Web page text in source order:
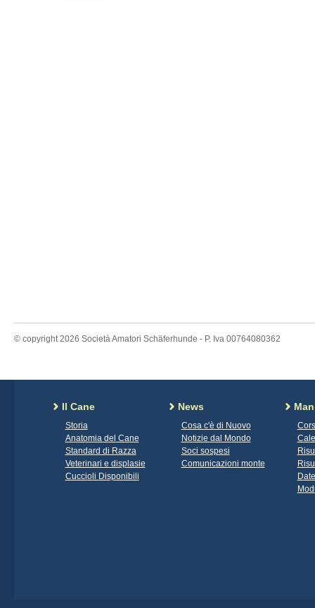
© copyright 2026 Società Amatori Schäferhunde - P. Iva 00764080362
Il Cane
Storia
Anatomia del Cane
Standard di Razza
Veterinari e displasie
Cuccioli Disponibili
News
Cosa c'è di Nuovo
Notizie dal Mondo
Soci sospesi
Comunicazioni monte